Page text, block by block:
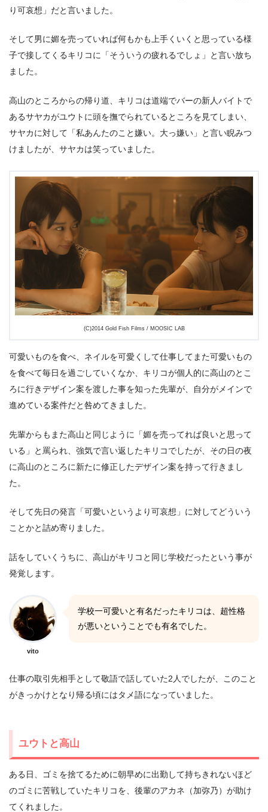
り可哀想」だと言いました。
そして男に媚を売っていれば何もかも上手くいくと思っている様
子で接してくるキリコに「そういうの疲れるでしょ」と言い放ち
ました。
高山のところからの帰り道、キリコは道端でバーの新人バイトで
あるサヤカがユウトに頭を撫でられているところを見てしまい、
サヤカに対して「私あんたのこと嫌い。大っ嫌い」と言い睨みつ
けましたが、サヤカは笑っていました。
(C)2014 Gold Fish Films / MOOSIC LAB
可愛いものを食べ、ネイルを可愛くして仕事してまた可愛いもの
を食べて毎日を過ごしていくなか、キリコが個人的に高山のとこ
ろに行きデザイン案を渡した事を知った先輩が、自分がメインで
進めている案件だと咎めてきました。
先輩からもまた高山と同じように「媚を売ってれば良いと思って
いる」と罵られ、強気で言い返したキリコでしたが、その日の夜
に高山のところに新たに修正したデザイン案を持って行きまし
た。
そして先日の発言「可愛いというより可哀想」に対してどういう
ことかと詰め寄りました。
話をしていくうちに、高山がキリコと同じ学校だったという事が
発覚します。
vito
学校一可愛いと有名だったキリコは、超性格
が悪いということでも有名でした。
仕事の取引先相手として敬語で話していた2人でしたが、このこと
がきっかけとなり帰る頃にはタメ語になっていました。
ユウトと高山
ある日、ゴミを捨てるために朝早めに出勤して持ちきれないほど
のゴミに苦戦していたキリコを、後輩のアカネ（加弥乃）が助け
てくれました。